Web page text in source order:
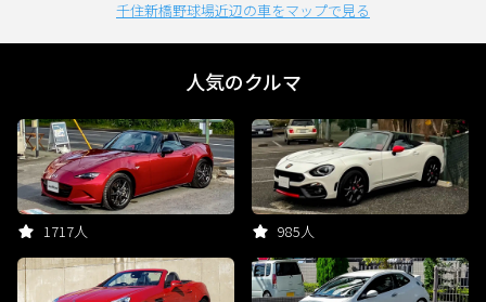
千住新橋野球場近辺の車をマップで見る
人気のクルマ
1717人 985人